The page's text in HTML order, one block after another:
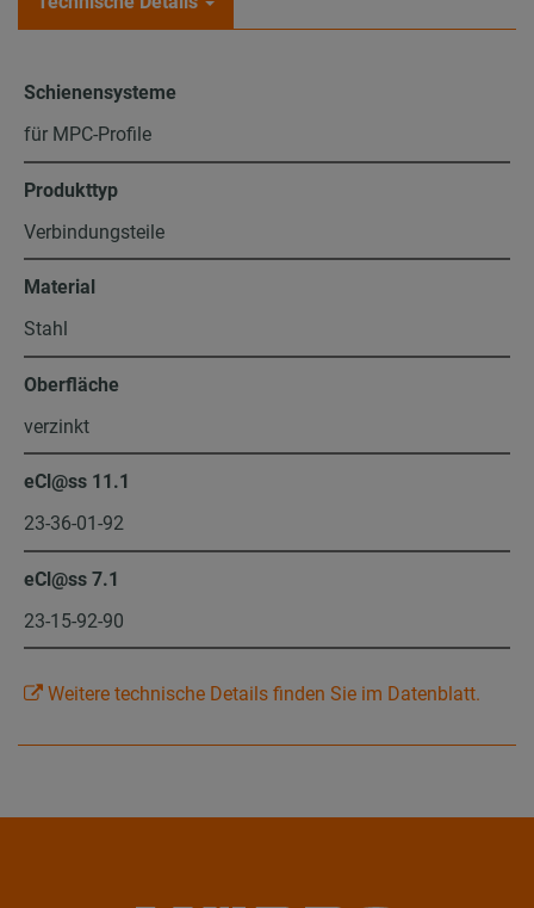
Schienensysteme
für MPC-Profile
Produkttyp
Verbindungsteile
Material
Stahl
Oberfläche
verzinkt
eCl@ss 11.1
23-36-01-92
eCl@ss 7.1
23-15-92-90
Weitere technische Details finden Sie im Datenblatt.